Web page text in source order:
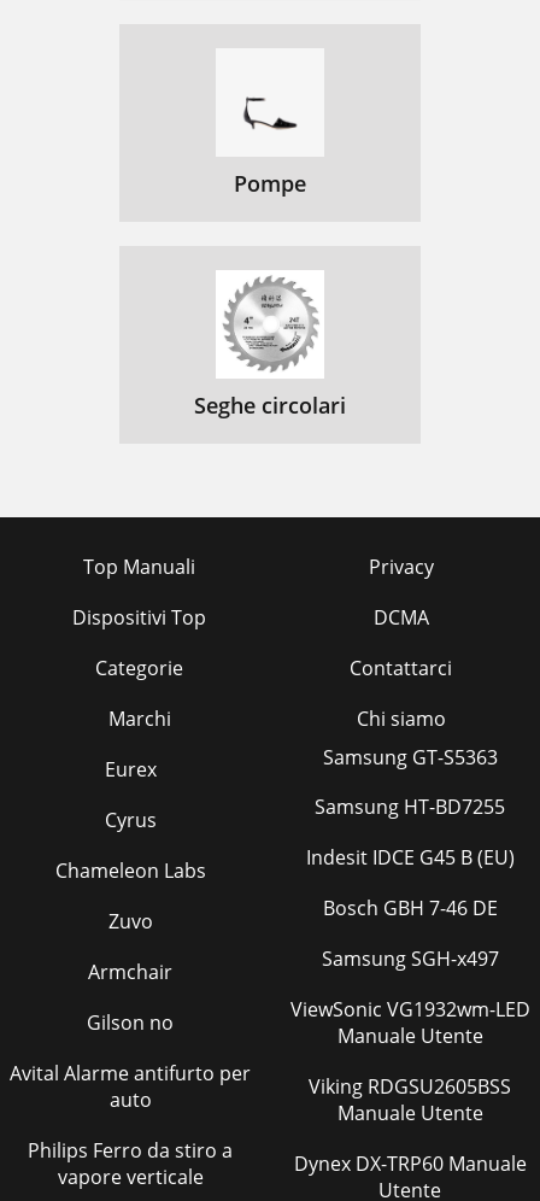
Pompe
Seghe circolari
Top Manuali
Dispositivi Top
Categorie
Marchi
Privacy
DCMA
Contattarci
Chi siamo
Eurex
Cyrus
Chameleon Labs
Zuvo
Armchair
Gilson no
Avital Alarme antifurto per
auto
Philips Ferro da stiro a
vapore verticale
Samsung GT-S5363
Samsung HT-BD7255
Indesit IDCE G45 B (EU)
Bosch GBH 7-46 DE
Samsung SGH-x497
ViewSonic VG1932wm-LED
Manuale Utente
Viking RDGSU2605BSS
Manuale Utente
Dynex DX-TRP60 Manuale
Utente